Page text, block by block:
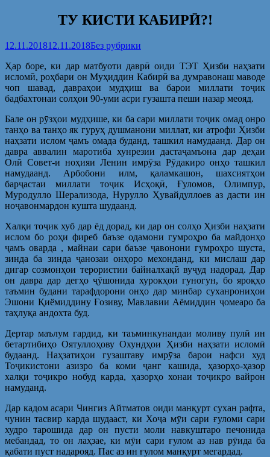
ТУ КИСТИ КАБИРӢ?!
12.11.201812.11.2018Без рубрики
Ҳар боре, ки дар матбуоти даврӣ оиди ТЭТ Ҳизби наҳзати
исломӣ, роҳбари он Муҳиддин Кабирӣ ва думравонаш маводе
чоп шавад, давраҳои мудҳиш ва барои миллати тоҷик
бадбахтонаи солҳои 90-уми асри гузашта пеши назар меояд.
Бале он рӯзҳои мудҳише, ки ба сари миллати тоҷик омад онро
танҳо ва танҳо як гуруҳ душманони миллат, ки атрофи Ҳизби
наҳзати ислом ҷамъ омада буданд, ташкил намудаанд. Дар он
давра аввалин маротиба хунрезии дастаҷамъона дар деҳаи
Олӣ Совет-и ноҳияи Ленин имрӯза Рӯдакиро онҳо ташкил
намудаанд. Арбобони илм, қаламкашон, шахсиятҳои
барҷастаи миллати тоҷик Исҳоқӣ, Ғуломов, Олимпур,
Муродулло Шерализода, Нурулло Ҳувайдуллоев аз дасти ин
ноҷавонмардон кушта шудаанд.
Халқи тоҷик хуб дар ёд дорад, ки дар он солҳо Ҳизби наҳзати
ислом бо роҳи фиреб баъзе одамони гумроҳро ба майдонҳо
ҷамъ оварда , майнаи сари баъзе ҷавонони гумроҳро шуста,
зинда ба зинда ҷанозаи онҳоро мехонданд, ки мислаш дар
дигар созмонҳои терористии байналхақӣ вуҷуд надорад. Дар
он давра дар дегҳо ҷӯшонида хурокҳои гуногун, бо яроқҳо
таъмин будани тарафдорони онҳо дар минбар суханрониҳои
Эшони Қиёмиддину Ғозиву, Мавлавии Аёмиддин ҷомеаро ба
таҳлуқа андохта буд.
Дертар маълум гардид, ки таъминкунандаи моливу пулӣ ин
бетартибиҳо Оятуллоҳову Охундҳои Ҳизби наҳзати исломӣ
будаанд. Наҳзатиҳои гузаштаву имрӯза барои нафси худ
Тоҷикистони азизро ба коми ҷанг кашида, ҳазорҳо-ҳазор
халқи тоҷикро нобуд карда, ҳазорҳо хонаи тоҷикро вайрон
намуданд.
Дар кадом асари Чингиз Айтматов оиди манқурт сухан рафта,
чунин тасвир карда шудааст, ки Хоҷа мӯи сари ғуломи сари
худро тарошида дар он пусти моли навкуштаро печонида
мебандад, то он лаҳзае, ки мӯи сари ғулом аз нав рӯида ба
қабати пуст надарояд. Пас аз ин ғулом манқурт мегардад.